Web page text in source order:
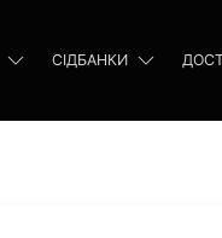
СІДБАНКИ